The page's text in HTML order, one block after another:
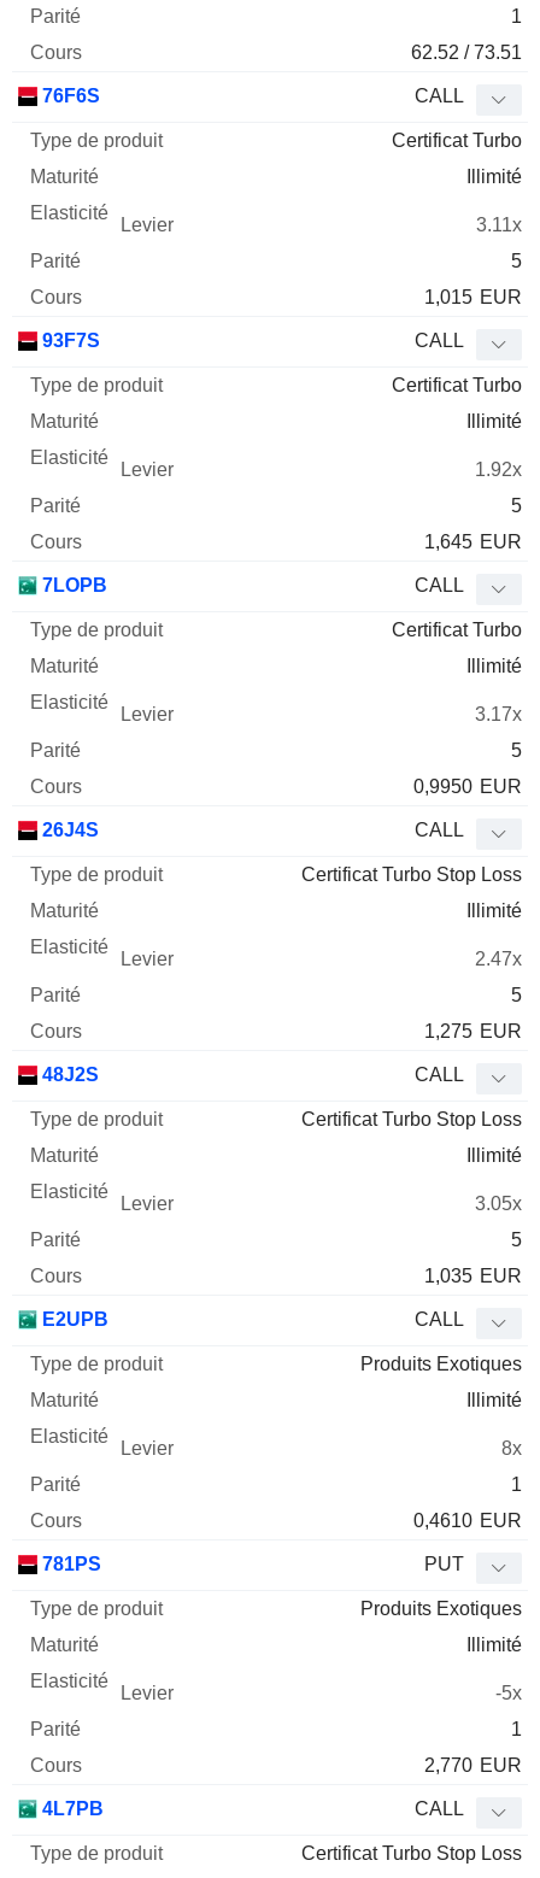
1
62.52 / 73.51
76F6S CALL
Certificat Turbo
Illimité
3.11x
5
1,015 EUR
93F7S CALL
Certificat Turbo
Illimité
1.92x
5
1,645 EUR
7LOPB CALL
Certificat Turbo
Illimité
3.17x
5
0,9950 EUR
26J4S CALL
Certificat Turbo Stop Loss
Illimité
2.47x
5
1,275 EUR
48J2S CALL
Certificat Turbo Stop Loss
Illimité
3.05x
5
1,035 EUR
E2UPB CALL
Produits Exotiques
Illimité
8x
1
0,4610 EUR
781PS PUT
Produits Exotiques
Illimité
-5x
1
2,770 EUR
4L7PB CALL
Certificat Turbo Stop Loss